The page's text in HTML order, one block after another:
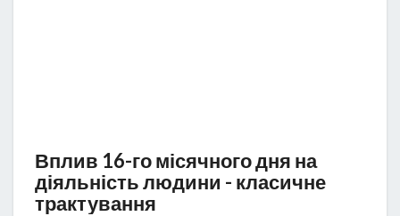
Вплив 16-го місячного дня на
діяльність людини - класичне
трактування